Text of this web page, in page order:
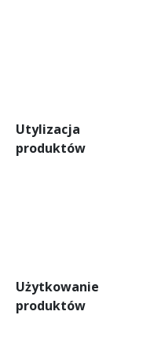
Utylizacja
produktów
Użytkowanie
produktów